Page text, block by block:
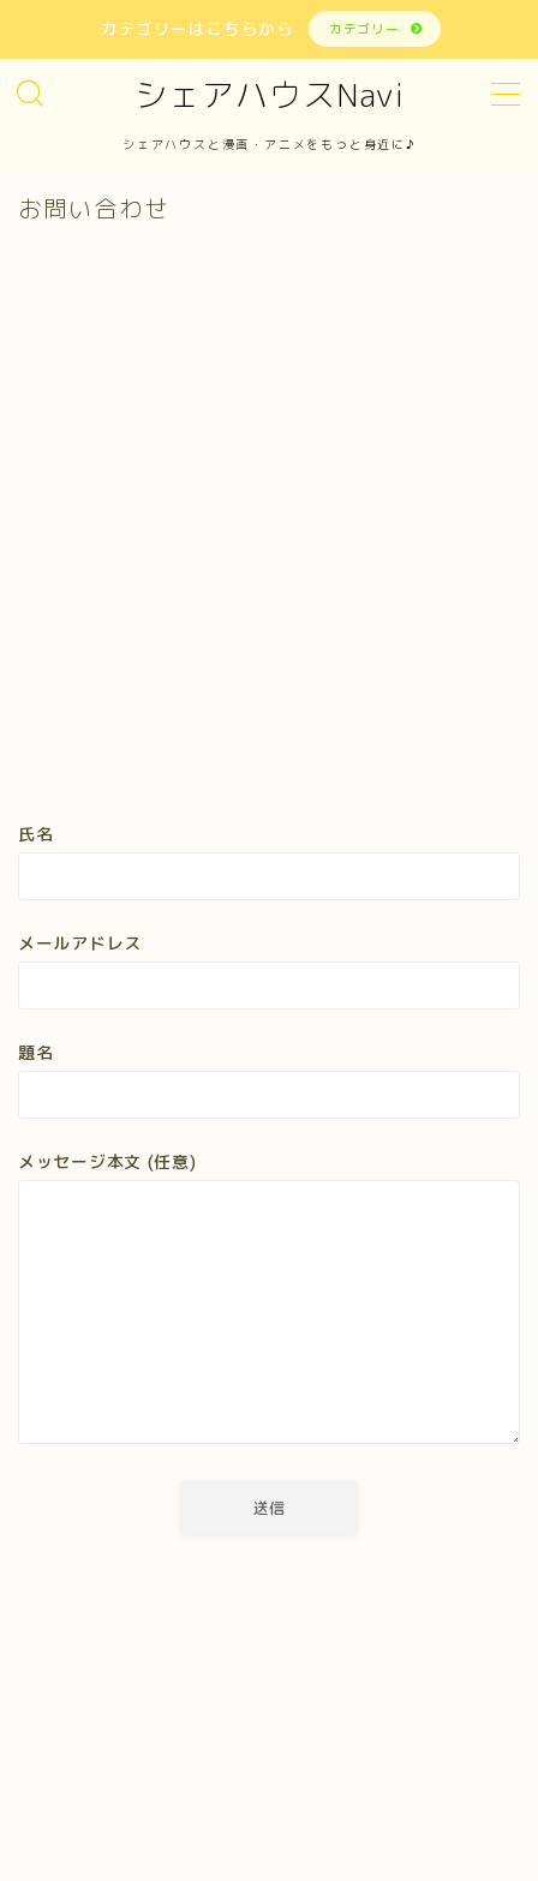
カテゴリーはこちらから カテゴリー
シェアハウスNavi
シェアハウスと漫画・アニメをもっと身近に♪
MENU
カテゴリー
トップページ
お問い合わせ
氏名
メールアドレス
題名
メッセージ本文 (任意)